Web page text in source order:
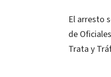
El arresto
de
Trata y